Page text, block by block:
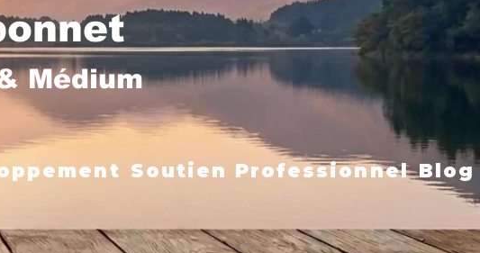
Soutien Professionnel Blog
Médium